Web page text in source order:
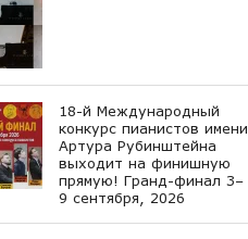
18-й Международный
конкурс пианистов имени
Артура Рубинштейна
выходит на финишную
прямую! Гранд-финал 3–
9 сентября, 2026